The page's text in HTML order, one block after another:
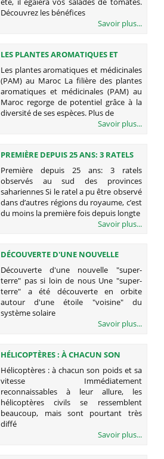
Découvrez les bénéfices
Savoir plus...
LES PLANTES AROMATIQUES ET
MÉDICINALES (PAM) AU MAROC
Les plantes aromatiques et médicinales
(PAM) au Maroc La filière des plantes
aromatiques et médicinales (PAM) au
Maroc regorge de potentiel grâce à la
diversité de ses espèces. Plus de
Savoir plus...
PREMIÈRE DEPUIS 25 ANS: 3 RATELS
OBSERVÉS AU SUD DES PROVINCES
SAHARIENNES
Première depuis 25 ans: 3 ratels
observés au sud des provinces
sahariennes Si le ratel a pu être observé
dans d’autres régions du royaume, c’est
du moins la première fois depuis longte
Savoir plus...
DÉCOUVERTE D'UNE NOUVELLE
Découverte d'une nouvelle "super-
terre" pas si loin de nous Une "super-
terre" a été découverte en orbite
autour d'une étoile "voisine" du
système solaire
Savoir plus...
HÉLICOPTÈRES : À CHACUN SON
POIDS ET SA VITESSE
Hélicoptères : à chacun son poids et sa
vitesse Immédiatement
reconnaissables à leur allure, les
hélicoptères civils se ressemblent
beaucoup, mais sont pourtant très
diffé
Savoir plus...